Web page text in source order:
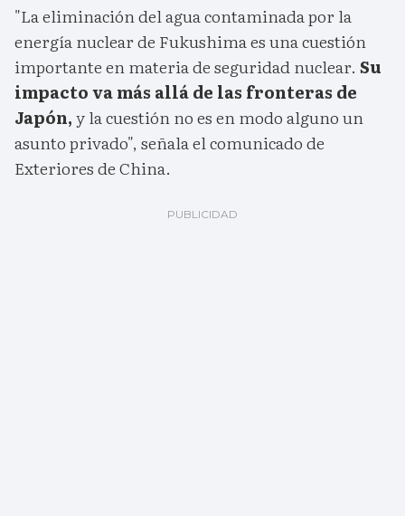
"La eliminación del agua contaminada por la
energía nuclear de Fukushima es una cuestión
importante en materia de seguridad nuclear. Su
impacto va más allá de las fronteras de
Japón,y la cuestión no es en modo alguno un
asunto privado", señala el comunicado de
Exteriores de China.